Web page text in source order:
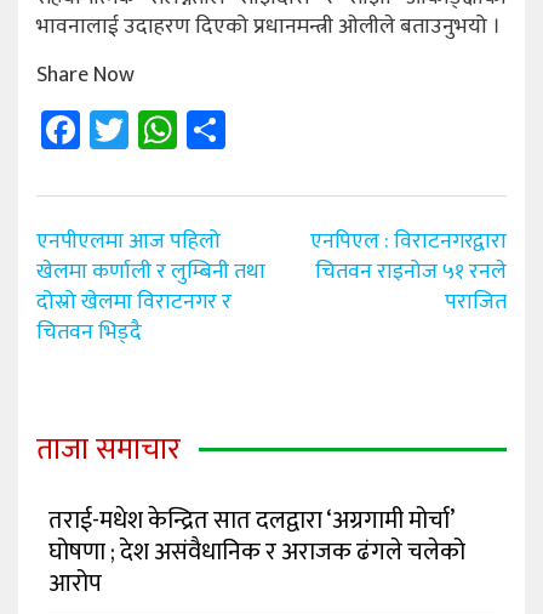
भावनालाई उदाहरण दिएको प्रधानमन्त्री ओलीले बताउनुभयो ।
Share Now
Facebook
TwitterWhatsApp
Post
navigation
एनपीएलमा आज पहिलो
खेलमा कर्णाली र लुम्बिनी तथा
दोस्रो खेलमा विराटनगर र
चितवन भिड्दै
एनपिएल : विराटनगरद्वारा
चितवन राइनोज ५१ रनले
पराजित
ताजा समाचार
तराई-मधेश केन्द्रित सात दलद्वारा ‘अग्रगामी मोर्चा’
घोषणा ; देश असंवैधानिक र अराजक ढंगले चलेको
आरोप